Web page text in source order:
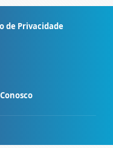
de Privacidade